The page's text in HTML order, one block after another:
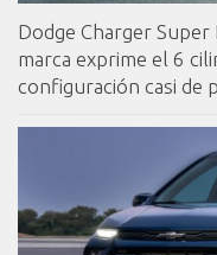
Dodge Charger Super
marca exprime el 6
configuración casi de